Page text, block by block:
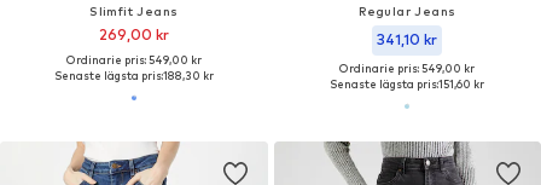
Slimfit Jeans
269,00 kr
Ordinarie pris: 549,00 kr
Senaste lägsta pris:188,30 kr
Regular Jeans
341,10 kr
Ordinarie pris: 549,00 kr
Senaste lägsta pris:151,60 kr